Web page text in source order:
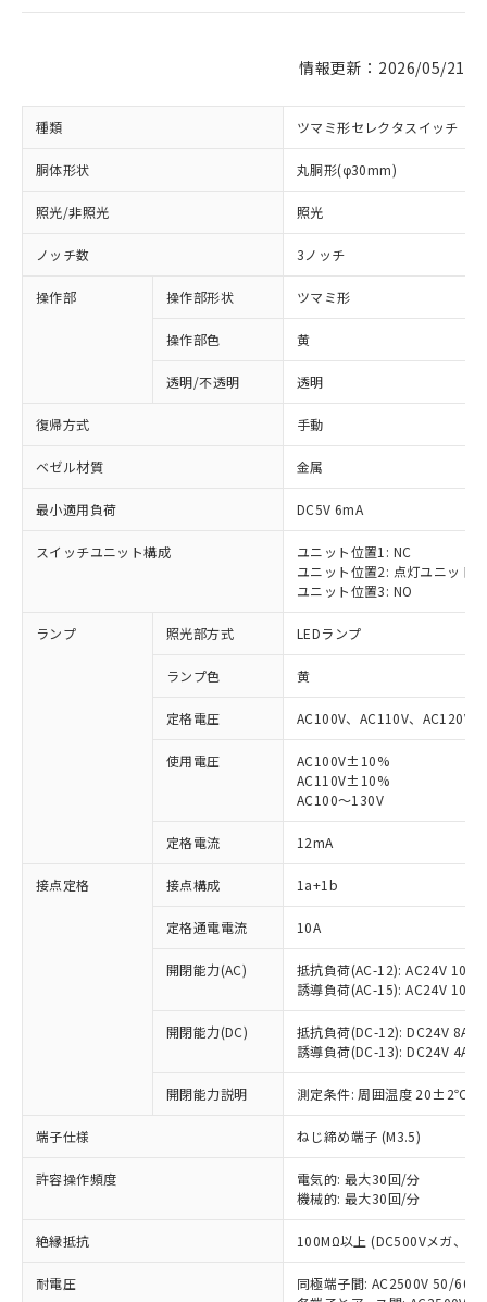
情報更新：2026/05/21
種類 ツマミ形セレクタスイッチ
胴体形状 丸胴形(φ30mm)
照光/非照光 照光
ノッチ数 3ノッチ
操作部 操作部形状 ツマミ形
操作部色 黄
透明/不透明 透明
復帰方式 手動
ベゼル材質 金属
最小適用負荷 DC5V 6mA
スイッチユニット構成
ユニット位置1: NC
ユニット位置2: 点灯ユニット
ユニット位置3: NO
ランプ 照光部方式 LEDランプ
ランプ色 黄
定格電圧 AC100V、AC110V、AC120V
使用電圧
AC100V±10%
AC110V±10%
AC100～130V
定格電流 12mA
接点定格 接点構成 1a+1b
定格通電電流 10A
開閉能力(AC)
抵抗負荷(AC-12): AC24V 10A/
誘導負荷(AC-15): AC24V
開閉能力(DC)
抵抗負荷(DC-12): DC24V 8A/
誘導負荷(DC-13): DC24V 4A/
開閉能力説明 測定条件: 周囲温度 20±2℃、
端子仕様 ねじ締め端子 (M3.5)
許容操作頻度
電気的: 最大30回/分
機械的: 最大30回/分
絶縁抵抗 100MΩ以上 (DC500Vメガ、点
耐電圧
同極端子間: AC2500V 50/
ご利用条件
以下の条件をお読みいただき、同意のうえ
ご利用ください。
本サービスは、当社制御機器事業取扱
商品の当社在庫状況および標準価格
(税抜)を提供させていただくもので
当社制御機器事業取扱商品の中には、
本サービスの対象外となる商品もある
非含有に対応した製品が提供可能な商品で
対応予定：EU RoHS指令（10物質）の非含
有に対応した製品に切り替える予定のある
対応予定なし：EU RoHS指令（10物質）の
非含有に非対応の商品で、対応品を出す予
定はありません。
調査・確認中：EU RoHS指令（10物質）の
非含有の対応状況を調査中または確認中の
非該当品：ライセンス料など無形物で、有
害物質有無と関係のない商品です。
仕入先様の事情により、非含有部品として
※1 中国RoHS○×表
基準値以下であることを示します。
「×」：最大均質材料含有率が中国RoHSの
基準値を超えていることを示します。